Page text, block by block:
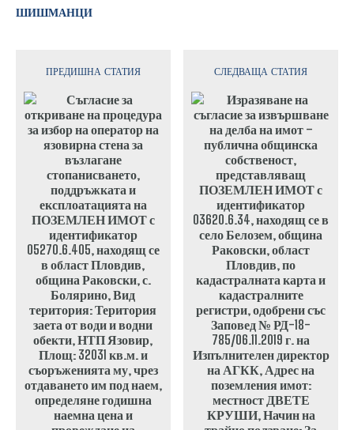
ШИШМАНЦИ
ПРЕДИШНА СТАТИЯ СЛЕДВАЩА СТАТИЯ